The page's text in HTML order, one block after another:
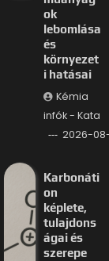
ok
lebomlása
és
környezet
i hatásai
Kémia
infók - Kata
2026-
Karbonáti
on
képlete,
tulajdons
ágai és
szerepe